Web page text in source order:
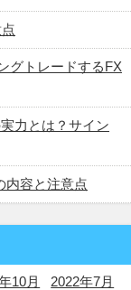
グトレードするFX
力とは？サイン
内容と注意点
10月
2022年7月